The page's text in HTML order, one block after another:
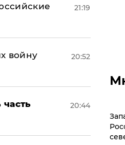
21:19
войну
20:52
20:44